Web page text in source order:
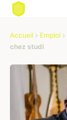
Accueil › Emploi ›
chez studi